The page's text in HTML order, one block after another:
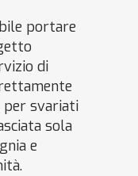
portare
di
per svariati
sola
e